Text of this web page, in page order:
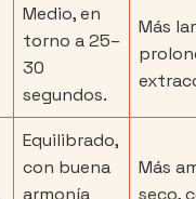
Medio, en
torno a 25–
30
segundos.
Más
Equilibrado,
con buena
armonía
Más
seco,